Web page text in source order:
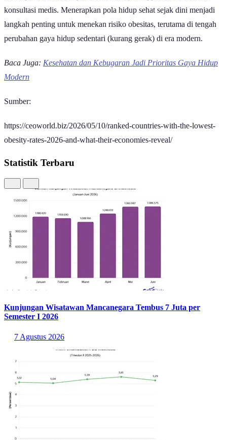
konsultasi medis. Menerapkan pola hidup sehat sejak dini menjadi
langkah penting untuk menekan risiko obesitas, terutama di tengah
perubahan gaya hidup sedentari (kurang gerak) di era modern.
Baca Juga: Kesehatan dan Kebugaran Jadi Prioritas Gaya Hidup
Modern
Sumber:
https://ceoworld.biz/2026/05/10/ranked-countries-with-the-lowest-
obesity-rates-2026-and-what-their-economies-reveal/
Statistik Terbaru
Kunjungan Wisatawan Mancanegara Tembus 7 Juta per
Semester I 2026
7 Agustus 2026